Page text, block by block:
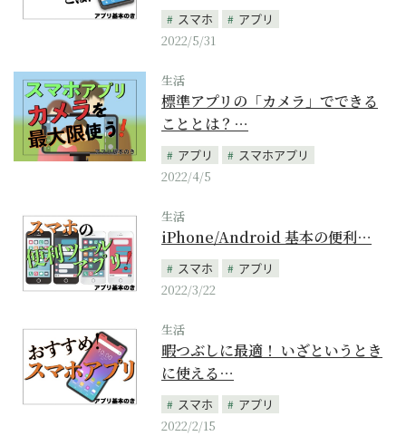
スマホ
アプリ
2022/5/31
生活
標準アプリの「カメラ」でできる
こととは？…
アプリ
スマホアプリ
2022/4/5
生活
iPhone/Android 基本の便利…
スマホ
アプリ
2022/3/22
生活
暇つぶしに最適！ いざというとき
に使える…
スマホ
アプリ
2022/2/15